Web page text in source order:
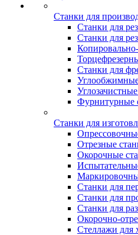
Станки для
Станки для
Станки для
Станки для
Фурнитурные
Станки для
Отрезные
Окорочные
Станки для
Станки для
Станки для
Окорочно-
Стеллажи для